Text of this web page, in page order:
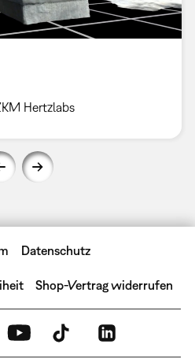
Hertzlabs
Datenschutz
Shop-Vertrag widerrufen